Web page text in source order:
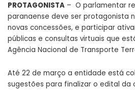
PROTAGONISTA – O parlamentar
paranaense deve ser protagonista
novas concessões, e participar
públicas e consultas virtuais que
Agência Nacional de Transporte
Até 22 de março a entidade está
sugestões para finalizar o edital da